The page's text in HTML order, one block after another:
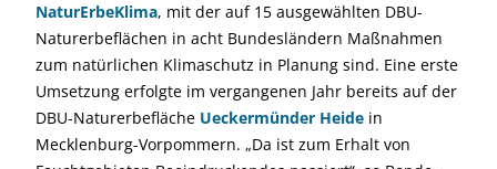
NaturErbeKlima, mit der auf 15 ausgewählten DBU-
Naturerbeflächen in acht Bundesländern Maßnahmen
zum natürlichen Klimaschutz in Planung sind. Eine erste
Umsetzung erfolgte im vergangenen Jahr bereits auf der
DBU-Naturerbefläche Ueckermünder Heide in
Mecklenburg-Vorpommern. „Da ist zum Erhalt von